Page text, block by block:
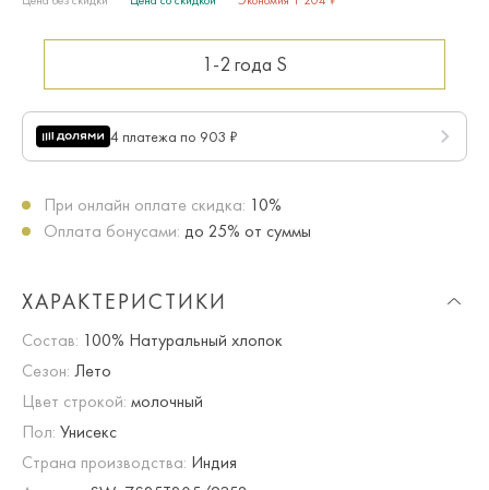
1-2 года S
4 платежа по 903 ₽
При онлайн оплате скидка: 10%
Оплата бонусами: до 25% от суммы
ХАРАКТЕРИСТИКИ
Состав: 100% Натуральный хлопок
Сезон: Лето
Цвет строкой: молочный
Пол: Унисекс
Страна производства: Индия